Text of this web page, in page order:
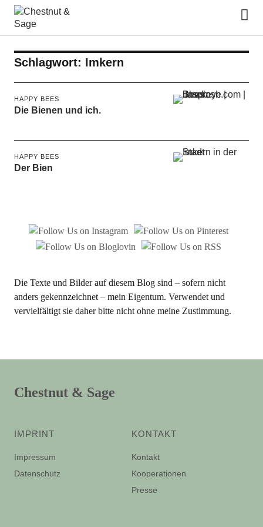
Chestnut & Sage
Schlagwort: Imkern
HAPPY BEES
Die Bienen und ich.
HAPPY BEES
Der Bien
Die Texte und Bilder auf diesem Blog sind – sofern nicht
anders gekennzeichnet – mein Eigentum. Verwendet und
vervielfältigt sie daher bitte nicht ohne meine Zustimmung.
Chestnut & Sage
IMPRINT
Impressum
Datenschutz
KONTAKT
Kontakt
Kooperationen
Presse